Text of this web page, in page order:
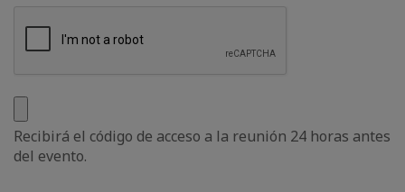
Recibirá el código de acceso a la reunión 24 horas antes
del evento.